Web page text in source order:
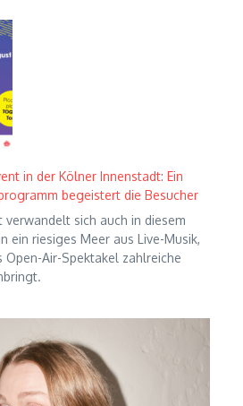
in der Kölner Innenstadt: Ein
begeistert die Besucher
verwandelt sich auch in diesem
ein riesiges Meer aus Live-Musik,
Air-Spektakel zahlreiche